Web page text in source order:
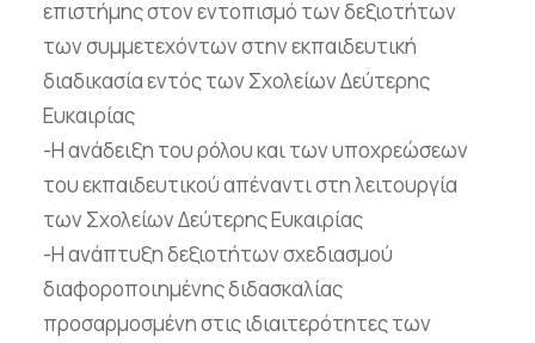
επιστήμης στον εντοπισμό των δεξιοτήτων
των συμμετεχόντων στην εκπαιδευτική
διαδικασία εντός των Σχολείων Δεύτερης
Ευκαιρίας
-Η ανάδειξη του ρόλου και των υποχρεώσεων
του εκπαιδευτικού απέναντι στη λειτουργία
των Σχολείων Δεύτερης Ευκαιρίας
-Η ανάπτυξη δεξιοτήτων σχεδιασμού
διαφοροποιημένης διδασκαλίας
προσαρμοσμένη στις ιδιαιτερότητες των